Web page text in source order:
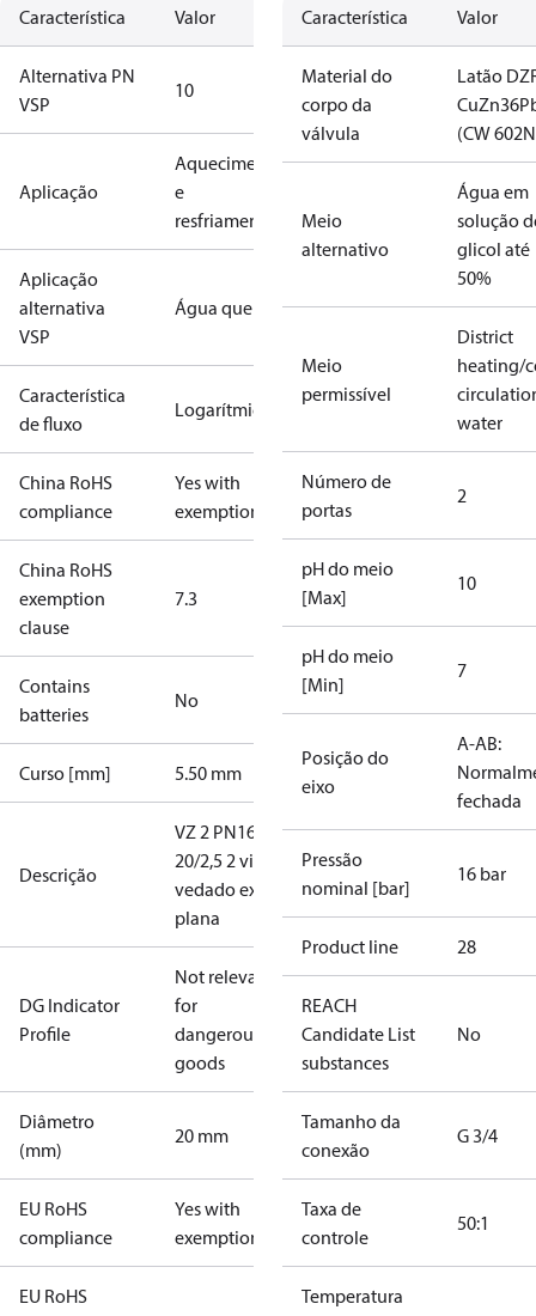
Característica Valor
Alternativa PN
VSP
10
Aplicação
Aquecimento
e
resfriamento
Aplicação
alternativa
VSP
Água quente
Característica
de fluxo
Logarítmico
China RoHS
compliance
Yes with
exemptions
China RoHS
exemption
clause
7.3
Contains
batteries
No
Curso [mm] 5.50 mm
Descrição
VZ 2 PN16
20/2,5 2 vias
vedado extr.
plana
DG Indicator
Profile
Not relevant
for
dangerous
goods
Diâmetro
(mm)
20 mm
EU RoHS
compliance
Yes with
exemptions
EU RoHS
Característica Valor
Material do
corpo da
válvula
Latão
(CW
Meio
alternativo
Água em
solução
glicol até
50%
Meio
permissível
District
heating/
water
Número de
portas
2
pH do meio
[Max]
10
pH do meio
[Min]
7
Posição do
eixo
A-AB:
fechada
Pressão
nominal [bar]
16 bar
Product line 28
REACH
Candidate List
substances
No
Tamanho da
conexão
G 3/4
Taxa de
controle
50:1
Temperatura